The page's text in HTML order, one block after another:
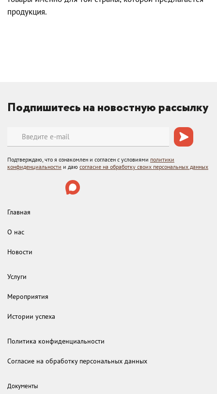
продукция.
Подпишитесь на новостную рассылку
Подтверждаю, что я ознакомлен и согласен с условиями политики
конфиденциальности и даю согласие на обработку своих персональных данных
Главная
О нас
Новости
Услуги
Мероприятия
Истории успеха
Политика конфиденциальности
Согласие на обработку персональных данных
Документы